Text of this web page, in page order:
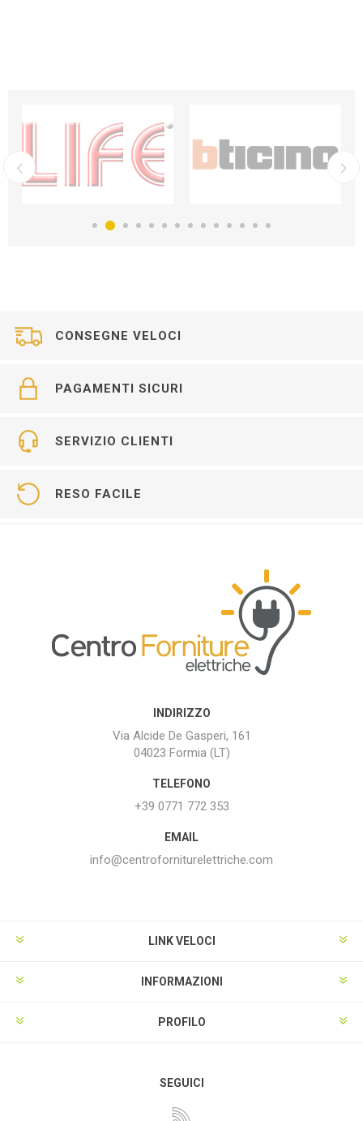
CONSEGNE VELOCI
PAGAMENTI SICURI
SERVIZIO CLIENTI
RESO FACILE
INDIRIZZO
Via Alcide De Gasperi, 161
04023 Formia (LT)
TELEFONO
+39 0771 772 353
EMAIL
info@centroforniturelettriche.com
LINK VELOCI
INFORMAZIONI
PROFILO
SEGUICI